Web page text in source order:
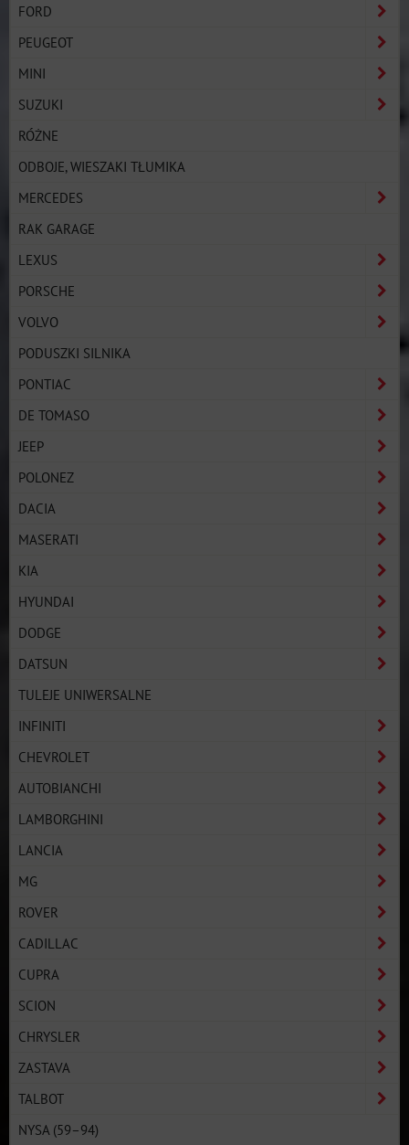
FORD
PEUGEOT
MINI
SUZUKI
RÓŻNE
ODBOJE, WIESZAKI TŁUMIKA
MERCEDES
RAK GARAGE
LEXUS
PORSCHE
VOLVO
PODUSZKI SILNIKA
PONTIAC
DE TOMASO
JEEP
POLONEZ
DACIA
MASERATI
KIA
HYUNDAI
DODGE
DATSUN
TULEJE UNIWERSALNE
INFINITI
CHEVROLET
AUTOBIANCHI
LAMBORGHINI
LANCIA
MG
ROVER
CADILLAC
CUPRA
SCION
CHRYSLER
ZASTAVA
TALBOT
NYSA (59–94)